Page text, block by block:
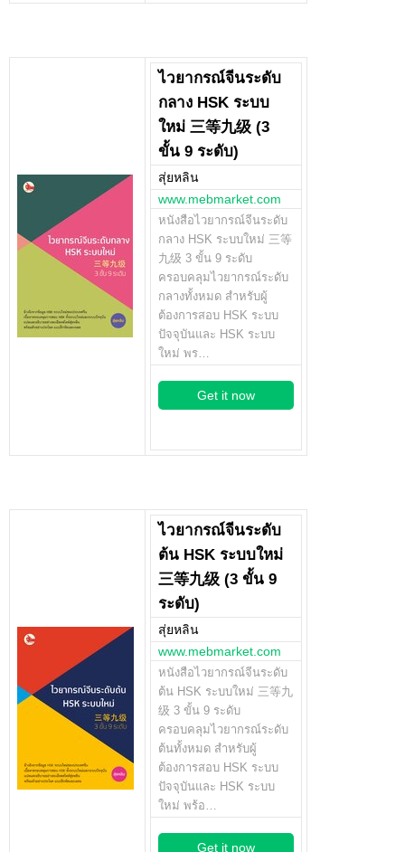
ไวยากรณ์จีนระดับ
กลาง HSK ระบบ
ใหม่ 三等九级 (3
ขั้น 9 ระดับ)
สุ่ยหลิน
www.mebmarket.com
หนังสือไวยากรณ์จีนระดับ
กลาง HSK ระบบใหม่ 三等
九级 3 ขั้น 9 ระดับ
ครอบคลุมไวยากรณ์ระดับ
กลางทั้งหมด สำหรับผู้
ต้องการสอบ HSK ระบบ
ปัจจุบันและ HSK ระบบ
ใหม่ พร…
Get it now
ไวยากรณ์จีนระดับ
ต้น HSK ระบบใหม่
三等九级 (3 ขั้น 9
ระดับ)
สุ่ยหลิน
www.mebmarket.com
หนังสือไวยากรณ์จีนระดับ
ต้น HSK ระบบใหม่ 三等九
级 3 ขั้น 9 ระดับ
ครอบคลุมไวยากรณ์ระดับ
ต้นทั้งหมด สำหรับผู้
ต้องการสอบ HSK ระบบ
ปัจจุบันและ HSK ระบบ
ใหม่ พร้อ…
Get it now